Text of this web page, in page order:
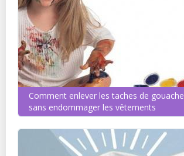
Comment enlever les taches de gouache
sans endommager les vêtements